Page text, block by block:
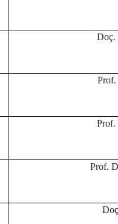
Doç.
Prof.
Prof.